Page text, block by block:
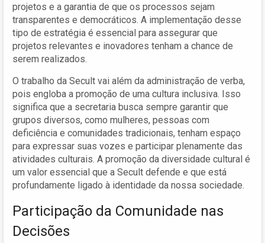
projetos e a garantia de que os processos sejam
transparentes e democráticos. A implementação desse
tipo de estratégia é essencial para assegurar que
projetos relevantes e inovadores tenham a chance de
serem realizados.
O trabalho da Secult vai além da administração de verba,
pois engloba a promoção de uma cultura inclusiva. Isso
significa que a secretaria busca sempre garantir que
grupos diversos, como mulheres, pessoas com
deficiência e comunidades tradicionais, tenham espaço
para expressar suas vozes e participar plenamente das
atividades culturais. A promoção da diversidade cultural é
um valor essencial que a Secult defende e que está
profundamente ligado à identidade da nossa sociedade.
Participação da Comunidade nas
Decisões